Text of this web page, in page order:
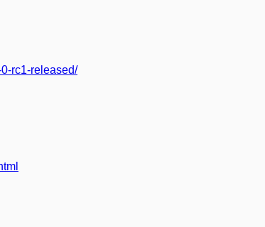
rc1-released/